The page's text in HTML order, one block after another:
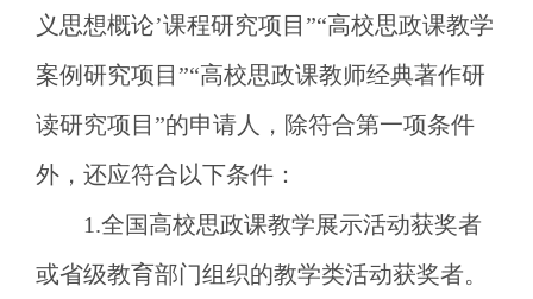
义思想概论’课程研究项目”“高校思政课教学
案例研究项目”“高校思政课教师经典著作研
读研究项目”的申请人，除符合第一项条件
外，还应符合以下条件：
1.全国高校思政课教学展示活动获奖者
或省级教育部门组织的教学类活动获奖者。